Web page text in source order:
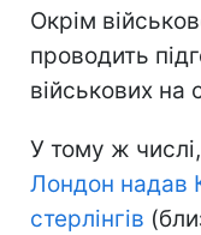
Окрім
проводить
військових на
У тому ж
Лондон надав
стерлінгів